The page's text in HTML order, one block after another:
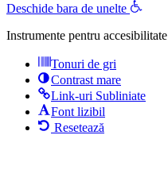
Deschide bara de unelte
Instrumente pentru accesibilitate
Tonuri de gri
Contrast mare
Link-uri Subliniate
Font lizibil
Resetează